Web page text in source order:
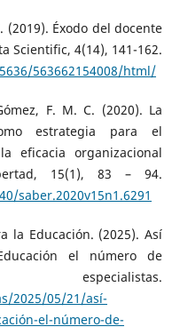
(2019). Éxodo del docente
Scientific, 4(14), 141-162.
563662154008/html/
F. M. C. (2020). La
estrategia para el
eficacia organizacional
15(1), 83 – 94.
saber.2020v15n1.6291
la Educación. (2025). Así
el número de
2025/05/21/así-
el-número-de-